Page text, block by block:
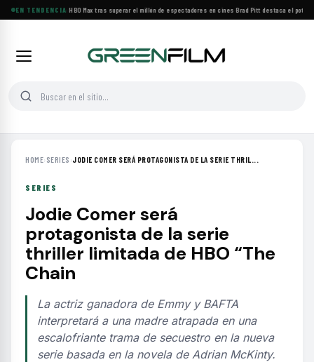
EN TENDENCIA
BACKROOMS llega a HBO Max tras superar el millón de espectadores en cines·Brad Pitt destaca el
HOME› SERIES ›JODIE COMER SERÁ PROTAGONISTA DE LA SERIE THRIL...
SERIES
Jodie Comer será
protagonista de la serie
thriller limitada de HBO “The
Chain
La actriz ganadora de Emmy y BAFTA
interpretará a una madre atrapada en una
escalofriante trama de secuestro en la nueva
serie basada en la novela de Adrian McKinty.